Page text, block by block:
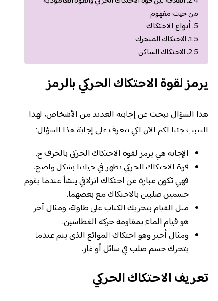
من حيث مفهوم
أنواع الاحتكاك
الاحتكاك المتحرك
الاحتكاك الساكن
يرمز لقوة الاحتكاك الحركي بالرمز
هذا السؤال يبحث عن إجابته العديد من الأشخاص، لهذا
السبب جئنا لكم الآن لكي نتعرف على إجابة هذا السؤال:
الإجابة هي يرمز لقوة الاحتكاك الحركي بالحرف ح.
قوة الاحتكاك الحركي تظهر في حياتنا بشكل واضح،
فهي تكون عبارة عن احتكاك انزلاقي ينشأ عندما يقوم
جسمين صلبين بالاحتكاك مع بعضهما.
مثل القيام بتحريك الكتاب على طاولة، ومثال آخر
هو قيام الماء بمقاومة حركة الغطاسين.
ومثال أخير وهو احتكاك الموائع الذي يتم عندما
يتحرك جسم صلب في سائل أو غاز.
تعريف الاحتكاك الحركي